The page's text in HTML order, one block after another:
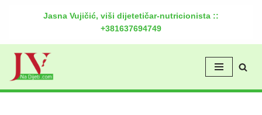
Jasna Vujičić, viši dijetetičar-nutricionista ::
+381637694749